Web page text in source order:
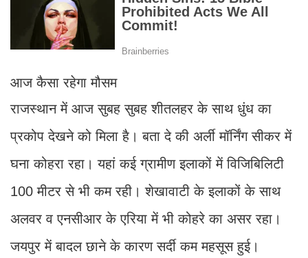
आज कैसा रहेगा मौसम
राजस्थान में आज सुबह सुबह शीतलहर के साथ धुंध का
प्रकोप देखने को मिला है। बता दे की अर्ली मॉर्निंग सीकर में
घना कोहरा रहा। यहां कई ग्रामीण इलाकों में विजिबिलिटी
100 मीटर से भी कम रही। शेखावाटी के इलाकों के साथ
अलवर व एनसीआर के एरिया में भी कोहरे का असर रहा।
जयपुर में बादल छाने के कारण सर्दी कम महसूस हुई।